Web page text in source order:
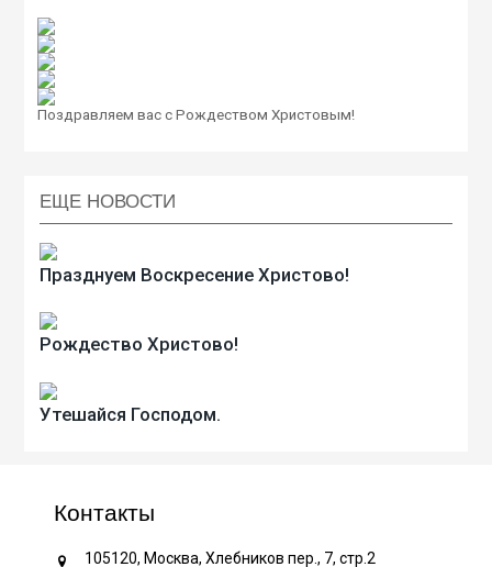
Поздравляем вас с Рождеством Христовым!
ЕЩЕ НОВОСТИ
Празднуем Воскресение Христово!
Рождество Христово!
Утешайся Господом.
Контакты
105120, Москва, Хлебников пер., 7, стр.2